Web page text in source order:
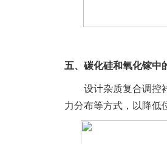
五、碳化硅和氧化镓中
设计杂质复合调控
力分布等方式，以降低